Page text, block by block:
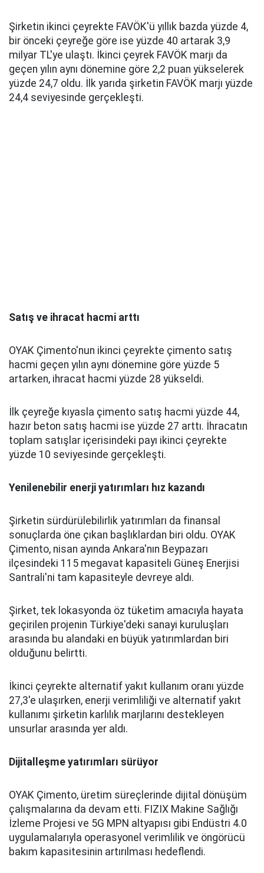
Şirketin ikinci çeyrekte FAVÖK'ü yıllık bazda yüzde 4,
bir önceki çeyreğe göre ise yüzde 40 artarak 3,9
milyar TL'ye ulaştı. İkinci çeyrek FAVÖK marjı da
geçen yılın aynı dönemine göre 2,2 puan yükselerek
yüzde 24,7 oldu. İlk yarıda şirketin FAVÖK marjı yüzde
24,4 seviyesinde gerçekleşti.
Satış ve ihracat hacmi arttı
OYAK Çimento'nun ikinci çeyrekte çimento satış
hacmi geçen yılın aynı dönemine göre yüzde 5
artarken, ihracat hacmi yüzde 28 yükseldi.
İlk çeyreğe kıyasla çimento satış hacmi yüzde 44,
hazır beton satış hacmi ise yüzde 27 arttı. İhracatın
toplam satışlar içerisindeki payı ikinci çeyrekte
yüzde 10 seviyesinde gerçekleşti.
Yenilenebilir enerji yatırımları hız kazandı
Şirketin sürdürülebilirlik yatırımları da finansal
sonuçlarda öne çıkan başlıklardan biri oldu. OYAK
Çimento, nisan ayında Ankara'nın Beypazarı
ilçesindeki 115 megavat kapasiteli Güneş Enerjisi
Santrali'ni tam kapasiteyle devreye aldı.
Şirket, tek lokasyonda öz tüketim amacıyla hayata
geçirilen projenin Türkiye'deki sanayi kuruluşları
arasında bu alandaki en büyük yatırımlardan biri
olduğunu belirtti.
İkinci çeyrekte alternatif yakıt kullanım oranı yüzde
27,3'e ulaşırken, enerji verimliliği ve alternatif yakıt
kullanımı şirketin karlılık marjlarını destekleyen
unsurlar arasında yer aldı.
Dijitalleşme yatırımları sürüyor
OYAK Çimento, üretim süreçlerinde dijital dönüşüm
çalışmalarına da devam etti. FIZIX Makine Sağlığı
İzleme Projesi ve 5G MPN altyapısı gibi Endüstri 4.0
uygulamalarıyla operasyonel verimlilik ve öngörücü
bakım kapasitesinin artırılması hedeflendi.